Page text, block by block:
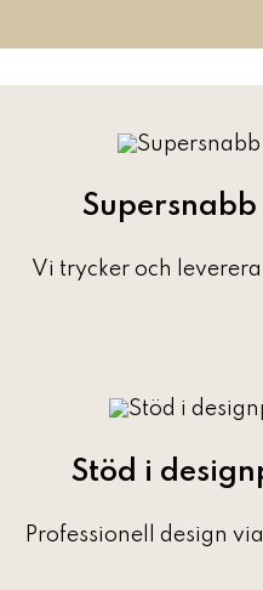
Vi trycker och
Stöd i
Professionell design